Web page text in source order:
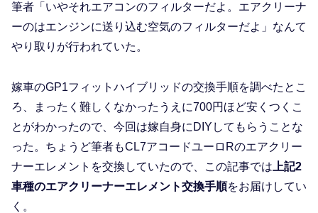
筆者「いやそれエアコンのフィルターだよ。エアクリーナ
ーのはエンジンに送り込む空気のフィルターだよ」なんて
やり取りが行われていた。
嫁車のGP1フィットハイブリッドの交換手順を調べたとこ
ろ、まったく難しくなかったうえに700円ほど安くつくこ
とがわかったので、今回は嫁自身にDIYしてもらうことな
った。ちょうど筆者もCL7アコードユーロRのエアクリー
ナーエレメントを交換していたので、この記事では 上記2
車種のエアクリーナーエレメント交換手順をお届けしてい
く。